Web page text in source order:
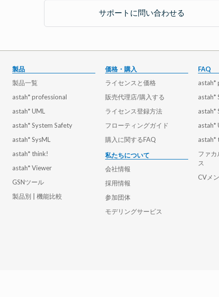
サポートに問い合わせる
製品
製品一覧
astah* professional
astah* UML
astah* System Safety
astah* SysML
astah* think!
astah* Viewer
GSNツール
製品別 | 機能比較
価格・購入
ライセンスと価格
販売代理店/購入する
ライセンス登録方法
フローティングガイド
購入に関するFAQ
私たちについて
会社情報
採用情報
参加団体
モデリングサービス
FAQ
astah*
astah*
astah*
astah*
astah*
ファカ
ス
CVメ